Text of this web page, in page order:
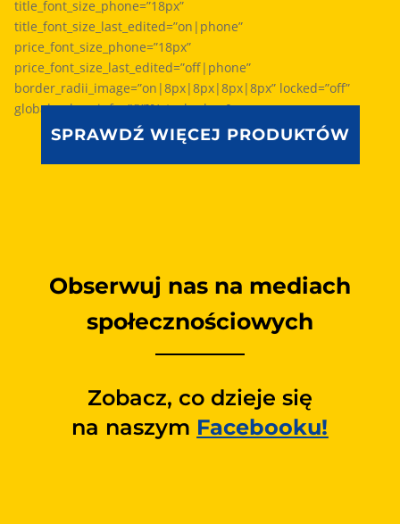
title_font_size_phone=”18px”
title_font_size_last_edited=”on|phone”
price_font_size_phone=”18px”
price_font_size_last_edited=”off|phone”
border_radii_image=”on|8px|8px|8px|8px” locked=”off”
global_colors_info=”{}”][/et_pb_shop]
SPRAWDŹ WIĘCEJ PRODUKTÓW
Obserwuj nas na mediach
społecznościowych
Zobacz, co dzieje się
na naszym Facebooku!